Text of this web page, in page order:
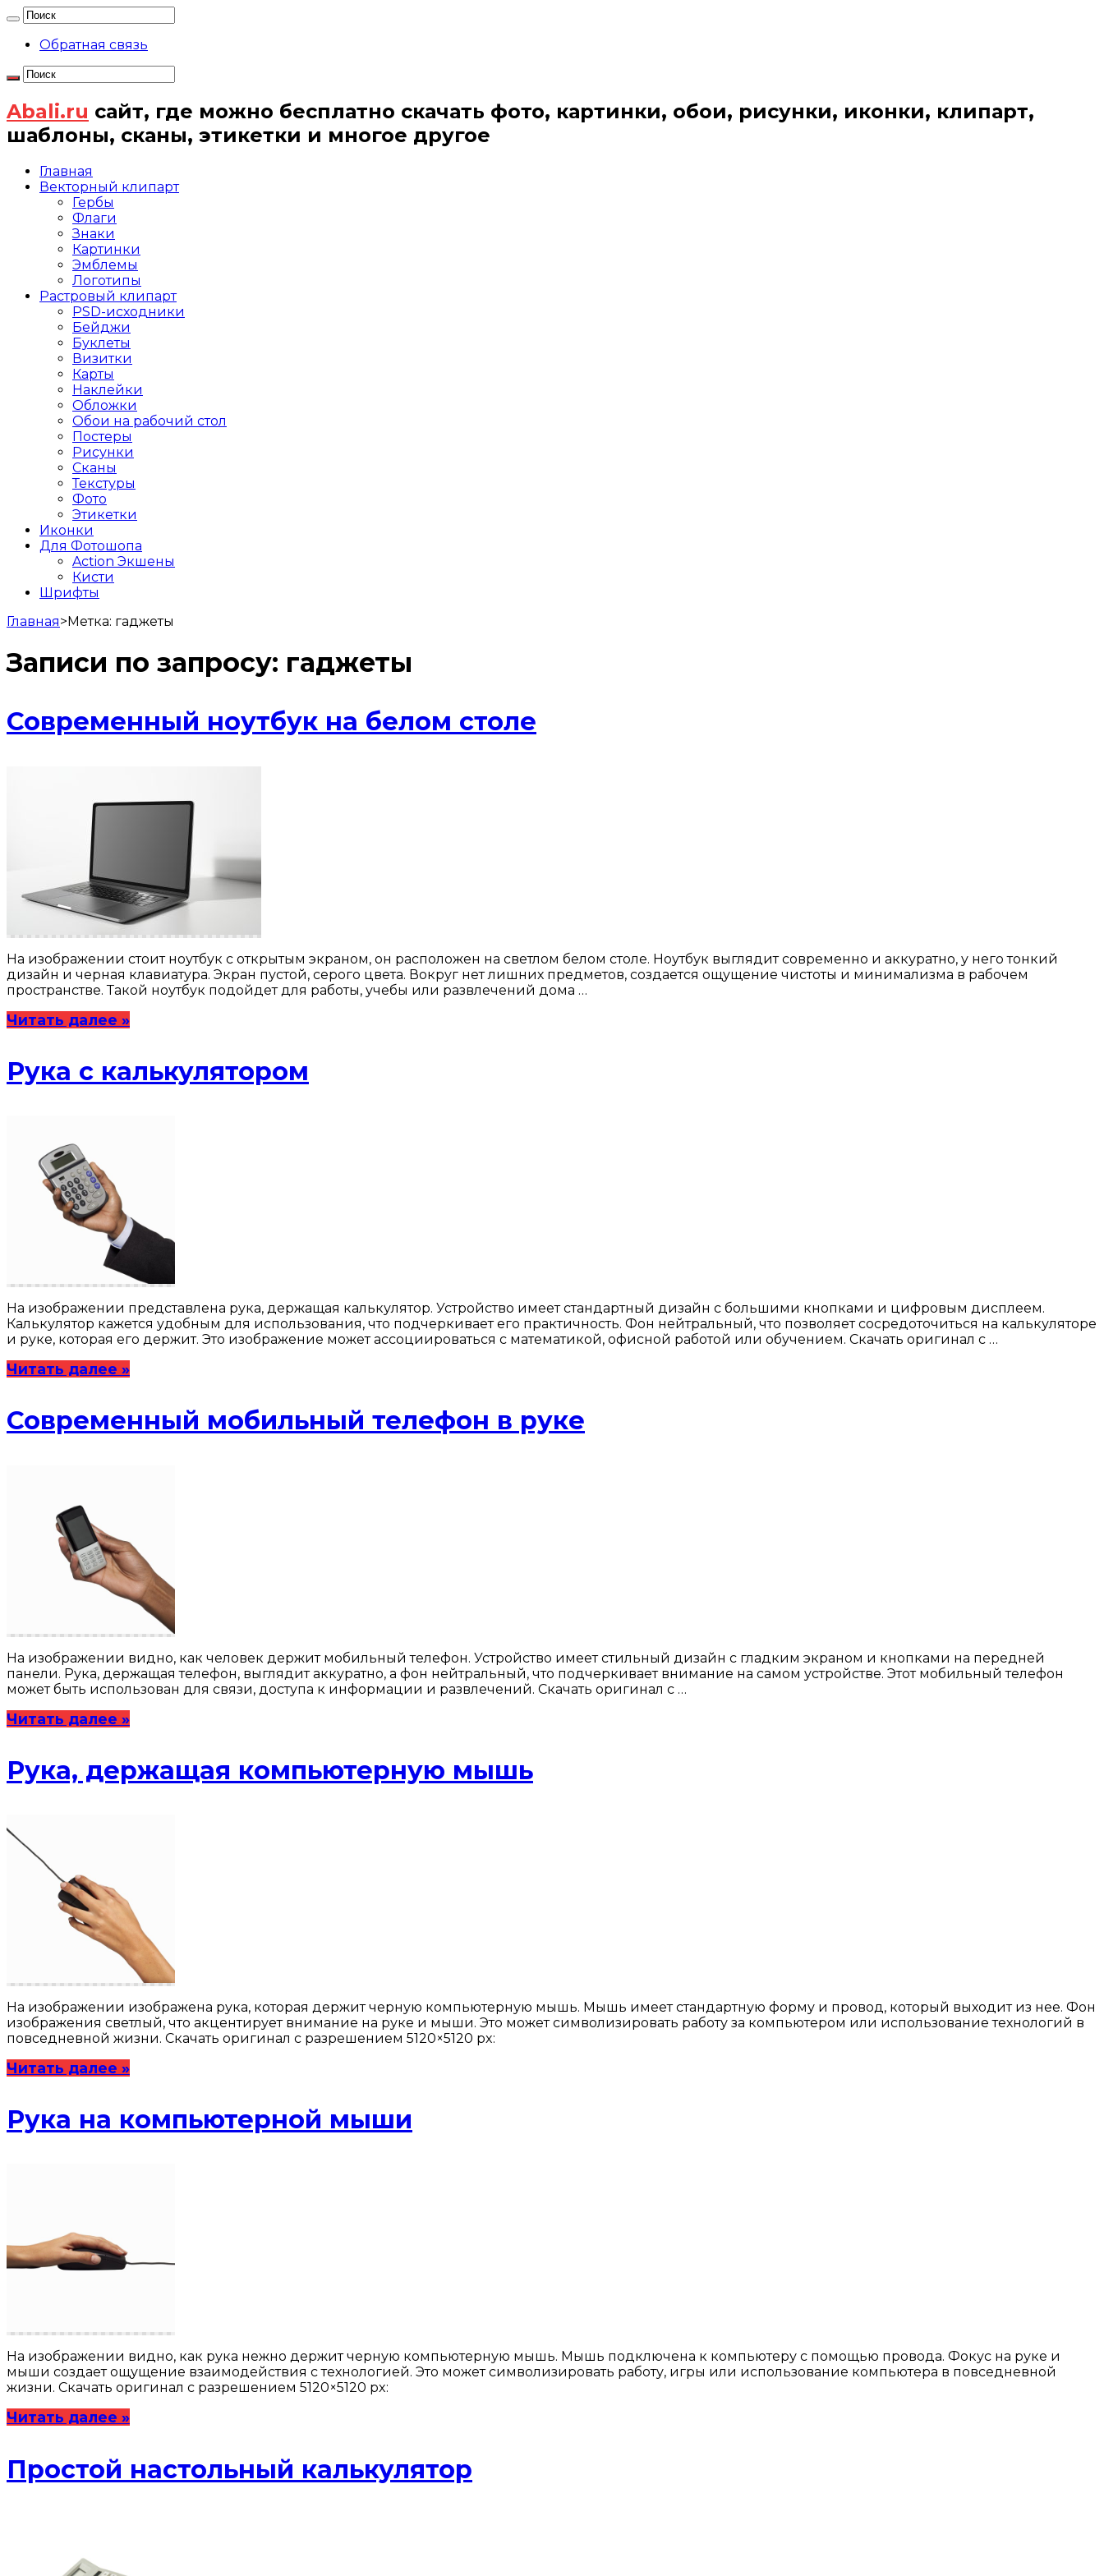
Обратная связь
Abali.ru сайт, где можно бесплатно скачать фото, картинки, обои, рисунки, иконки, клипарт,
шаблоны, сканы, этикетки и многое другое
Главная
Векторный клипарт
Гербы
Флаги
Знаки
Картинки
Эмблемы
Логотипы
Растровый клипарт
PSD-исходники
Бейджи
Буклеты
Визитки
Карты
Наклейки
Обложки
Обои на рабочий стол
Постеры
Рисунки
Сканы
Текстуры
Фото
Этикетки
Иконки
Для Фотошопа
Action Экшены
Кисти
Шрифты
Главная>Метка: гаджеты
Записи по запросу: гаджеты
Современный ноутбук на белом столе
На изображении стоит ноутбук с открытым экраном, он расположен на светлом белом столе. Ноутбук выглядит современно и аккуратно, у него тонкий
дизайн и черная клавиатура. Экран пустой, серого цвета. Вокруг нет лишних предметов, создается ощущение чистоты и минимализма в рабочем
пространстве. Такой ноутбук подойдет для работы, учебы или развлечений дома …
Читать далее »
Рука с калькулятором
На изображении представлена рука, держащая калькулятор. Устройство имеет стандартный дизайн с большими кнопками и цифровым дисплеем.
Калькулятор кажется удобным для использования, что подчеркивает его практичность. Фон нейтральный, что позволяет сосредоточиться на калькуляторе
и руке, которая его держит. Это изображение может ассоциироваться с математикой, офисной работой или обучением. Скачать оригинал с …
Читать далее »
Современный мобильный телефон в руке
На изображении видно, как человек держит мобильный телефон. Устройство имеет стильный дизайн с гладким экраном и кнопками на передней
панели. Рука, держащая телефон, выглядит аккуратно, а фон нейтральный, что подчеркивает внимание на самом устройстве. Этот мобильный телефон
может быть использован для связи, доступа к информации и развлечений. Скачать оригинал с …
Читать далее »
Рука, держащая компьютерную мышь
На изображении изображена рука, которая держит черную компьютерную мышь. Мышь имеет стандартную форму и провод, который выходит из нее. Фон
изображения светлый, что акцентирует внимание на руке и мыши. Это может символизировать работу за компьютером или использование технологий в
повседневной жизни. Скачать оригинал с разрешением 5120×5120 px:
Читать далее »
Рука на компьютерной мыши
На изображении видно, как рука нежно держит черную компьютерную мышь. Мышь подключена к компьютеру с помощью провода. Фокус на руке и
мыши создает ощущение взаимодействия с технологией. Это может символизировать работу, игры или использование компьютера в повседневной
жизни. Скачать оригинал с разрешением 5120×5120 px:
Читать далее »
Простой настольный калькулятор